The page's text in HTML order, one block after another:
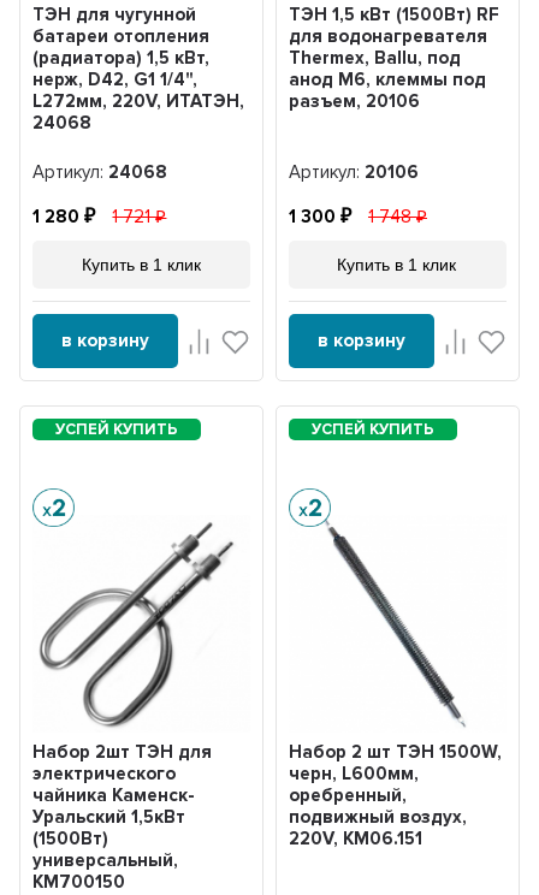
ТЭН для чугунной
батареи отопления
(радиатора) 1,5 кВт,
нерж, D42, G1 1/4",
L272мм, 220V, ИТАТЭН,
24068
Артикул: 24068
1 280 1 721
Купить в 1 клик
в корзину
ТЭН 1,5 кВт (1500Вт) RF
для водонагревателя
Thermex, Ballu, под
анод М6, клеммы под
разъем, 20106
Артикул: 20106
1 300 1 748
Купить в 1 клик
в корзину
Набор 2шт ТЭН для
электрического
чайника Каменск-
Уральский 1,5кВт
(1500Вт)
универсальный,
KM700150
Набор 2 шт ТЭН 1500W,
черн, L600мм,
оребренный,
подвижный воздух,
220V, KM06.151